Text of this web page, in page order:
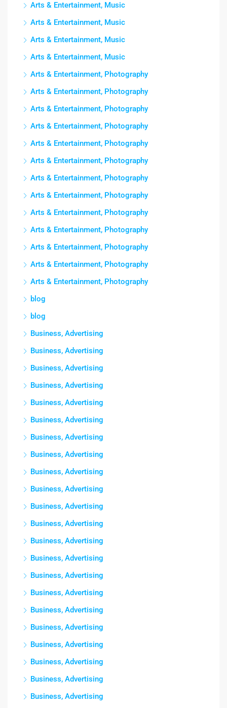
Arts & Entertainment, Music
Arts & Entertainment, Music
Arts & Entertainment, Music
Arts & Entertainment, Music
Arts & Entertainment, Photography
Arts & Entertainment, Photography
Arts & Entertainment, Photography
Arts & Entertainment, Photography
Arts & Entertainment, Photography
Arts & Entertainment, Photography
Arts & Entertainment, Photography
Arts & Entertainment, Photography
Arts & Entertainment, Photography
Arts & Entertainment, Photography
Arts & Entertainment, Photography
Arts & Entertainment, Photography
Arts & Entertainment, Photography
blog
blog
Business, Advertising
Business, Advertising
Business, Advertising
Business, Advertising
Business, Advertising
Business, Advertising
Business, Advertising
Business, Advertising
Business, Advertising
Business, Advertising
Business, Advertising
Business, Advertising
Business, Advertising
Business, Advertising
Business, Advertising
Business, Advertising
Business, Advertising
Business, Advertising
Business, Advertising
Business, Advertising
Business, Advertising
Business, Advertising